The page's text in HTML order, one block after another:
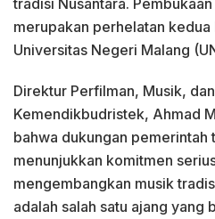
tradisi Nusantara.
merupakan perhelatan
Universitas Negeri Malang
Direktur Perfilman, Musik,
Kemendikbudristek, Ahmad
bahwa dukungan pemerintah
menunjukkan komitmen
mengembangkan musik
adalah salah satu ajang yang